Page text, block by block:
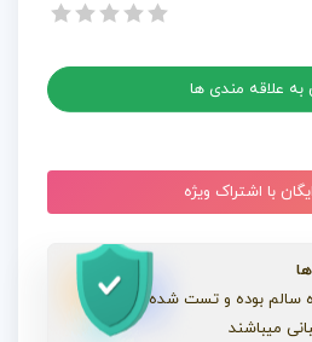
آب و هوا
به علاقه مندی ها
با اشتراک ویژه
سالم بوده و تست شده
میباشند